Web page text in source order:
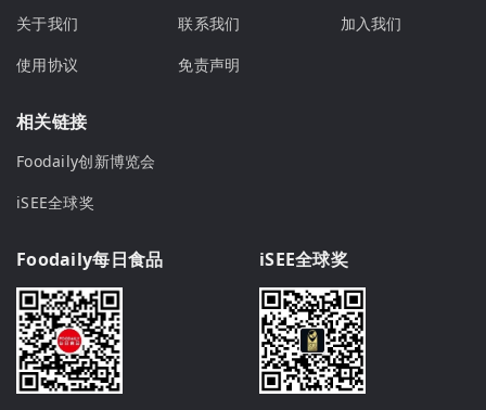
关于我们 联系我们
加入我们
使用协议
免责声明
相关链接
Foodaily创新博览会
iSEE全球奖
Foodaily每日食品 iSEE全球奖